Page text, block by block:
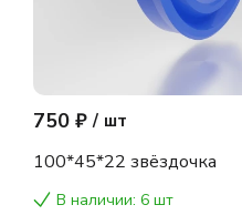
750 ₽ / шт
100*45*22 звёздочка
В наличии: 6 шт